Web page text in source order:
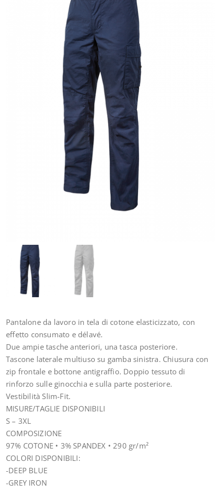
Pantalone da lavoro in tela di cotone elasticizzato, con
effetto consumato e délavé.
Due ampie tasche anteriori, una tasca posteriore.
Tascone laterale multiuso su gamba sinistra. Chiusura con
zip frontale e bottone antigraffio. Doppio tessuto di
rinforzo sulle ginocchia e sulla parte posteriore.
Vestibilità Slim-Fit.
MISURE/TAGLIE DISPONIBILI
S – 3XL
COMPOSIZIONE
97% COTONE • 3% SPANDEX • 290 gr/m²
COLORI DISPONIBILI:
-DEEP BLUE
-GREY IRON